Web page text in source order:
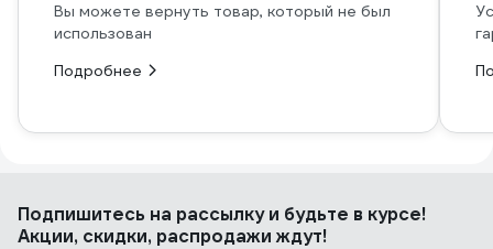
Вы можете вернуть товар, который не был
использован
Подробнее
Подпишитесь на рассылкуи будьте в курсе!
Акции, скидки, распродажи ждут!